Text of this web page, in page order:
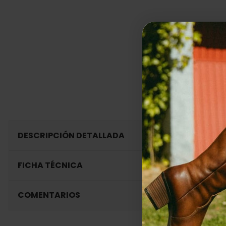
DESCRIPCIÓN DETALLADA
FICHA TÉCNICA
COMENTARIOS